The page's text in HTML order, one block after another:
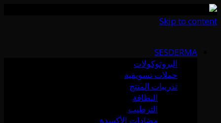
Skip to content
SESDERMA
البروتوكولات
حملات تسويقية
تدريبات المنتج
النظافة
الترطيب
مضادات الأكسدة